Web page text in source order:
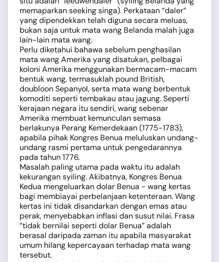
memaparkan seeking singa). Perkataan “daler”
yang dipendekkan telah diguna secara meluas,
bukan saja untuk mata wang Belanda malah juga
lain-lain mata wang.
Perlu diketahui bahawa sebelum penghasilan
mata wang Amerika yang disatukan, pelbagai
koloni Amerika menggunakan bermacam-macam
bentuk wang, termasuklah pound British,
doubloon Sepanyol, serta mata wang berbentuk
komoditi seperti tembakau atau jagung. Seperti
kerajaan negara itu sendiri, wang sebenar
Amerika membuat kemunculan semasa
berlakunya Perang Kemerdekaan (1775-1783),
apabila pihak Kongres Benua meluluskan undang-
undang rasmi pertama untuk pengedarannya
pada tahun 1776.
Masalah paling utama pada waktu itu adalah
kekurangan syiling. Akibatnya, Kongres Benua
Kedua mengeluarkan dolar Benua - wang kertas
bagi membiayai perbelanjaan ketenteraan. Wang
kertas ini tidak disandarkan dengan emas atau
perak, menyebabkan inflasi dan susut nilai. Frasa
“tidak bernilai seperti dolar Benua” adalah
berasal daripada zaman itu apabila masyarakat
umum hilang kepercayaan terhadap mata wang
tersebut.